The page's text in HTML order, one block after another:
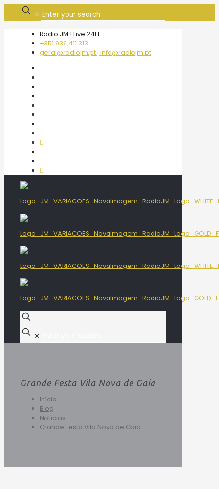
✕
Rádio JM ! Live 24H
+351 939 411 313
geral@radiojm.pt | info@radiojm.pt
✕
Grande Festa Vila Nova de Gaia
Início
Blog
Notícias
Grande Festa Vila Nova de Gaia